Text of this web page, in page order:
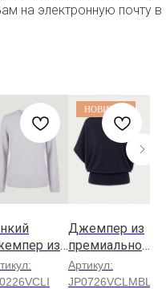
на электронную почту в
из
НОВИНКА
Джемпер из
премиальног
о гребенного
кашемира
Артикул:
JP0726VCLMBL-